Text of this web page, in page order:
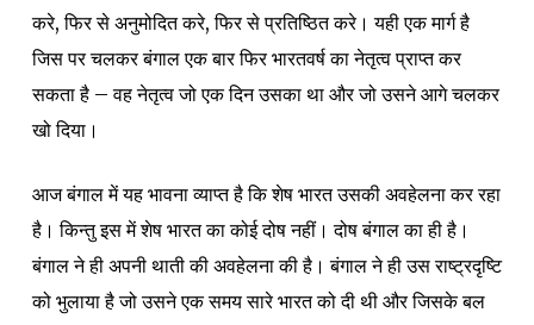
करे, फिर से अनुमोदित करे, फिर से प्रतिष्ठित करे। यही एक मार्ग है
जिस पर चलकर बंगाल एक बार फिर भारतवर्ष का नेतृत्व प्राप्त कर
सकता है – वह नेतृत्व जो एक दिन उसका था और जो उसने आगे चलकर
खो दिया।
आज बंगाल में यह भावना व्याप्त है कि शेष भारत उसकी अवहेलना कर रहा
है। किन्तु इस में शेष भारत का कोई दोष नहीं। दोष बंगाल का ही है।
बंगाल ने ही अपनी थाती की अवहेलना की है। बंगाल ने ही उस राष्ट्रदृष्टि
को भुलाया है जो उसने एक समय सारे भारत को दी थी और जिसके बल